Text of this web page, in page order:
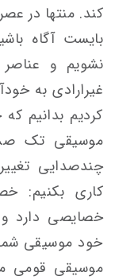
کند. منتها در
بایست آگاه
نشویم و عناصر
غیرارادی به
کردیم بدانیم
موسیقی تک
چندصدایی
کاری بکنیم:
خصایصی دارد
خود موسیقی شما
موسیقی قومی